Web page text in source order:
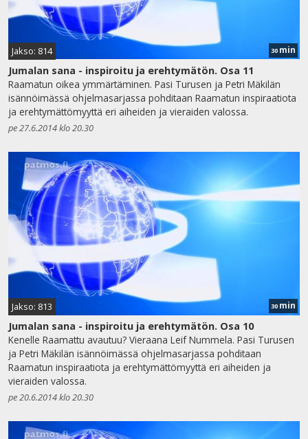
Jakso: 814 30 min
Jumalan sana - inspiroitu ja erehtymätön. Osa 11
Raamatun oikea ymmärtäminen. Pasi Turusen ja Petri Mäkilän
isännöimässä ohjelmasarjassa pohditaan Raamatun inspiraatiota
ja erehtymättömyyttä eri aiheiden ja vieraiden valossa.
pe 27.6.2014 klo 20.30
Jakso: 813 30 min
Jumalan sana - inspiroitu ja erehtymätön. Osa 10
Kenelle Raamattu avautuu? Vieraana Leif Nummela. Pasi Turusen
ja Petri Mäkilän isännöimässä ohjelmasarjassa pohditaan
Raamatun inspiraatiota ja erehtymättömyyttä eri aiheiden ja
vieraiden valossa.
pe 20.6.2014 klo 20.30